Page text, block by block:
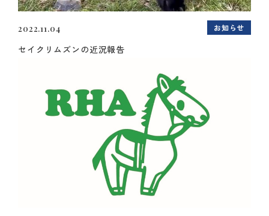
2022.11.04 お知らせ
セイクリムズンの近況報告